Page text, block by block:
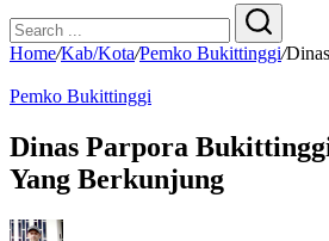
Search
Search
Home/Kab/Kota/Pemko Bukittinggi/
Pemko Bukittinggi
Dinas Parpora
Yang Berkunjung